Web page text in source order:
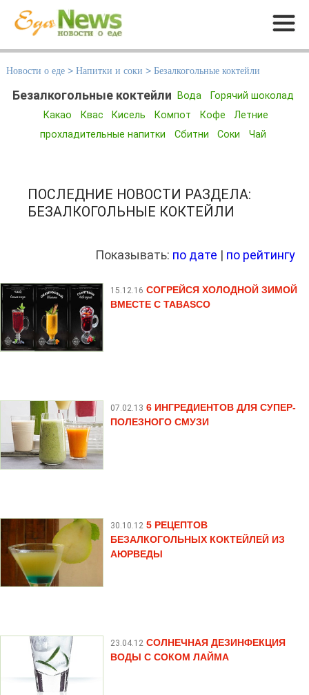
Меню
Новости о еде > Напитки и соки > Безалкогольные коктейли
Безалкогольные коктейли Вода
Горячий шоколад
Какао
Квас Кисель Компот Кофе
Летние
прохладительные напитки
Сбитни Соки Чай
ПОСЛЕДНИЕ НОВОСТИ РАЗДЕЛА:
БЕЗАЛКОГОЛЬНЫЕ КОКТЕЙЛИ
Показывать: по дате | по рейтингу
15.12.16 СОГРЕЙСЯ ХОЛОДНОЙ ЗИМОЙ
ВМЕСТЕ С TABASCO
07.02.13 6 ИНГРЕДИЕНТОВ ДЛЯ СУПЕР-
ПОЛЕЗНОГО СМУЗИ
30.10.12 5 РЕЦЕПТОВ
БЕЗАЛКОГОЛЬНЫХ КОКТЕЙЛЕЙ ИЗ
АЮРВЕДЫ
23.04.12 СОЛНЕЧНАЯ ДЕЗИНФЕКЦИЯ
ВОДЫ С СОКОМ ЛАЙМА